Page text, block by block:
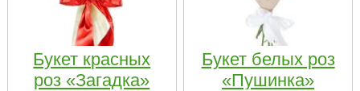
Букет красных
роз «Загадка»
Букет белых роз
«Пушинка»